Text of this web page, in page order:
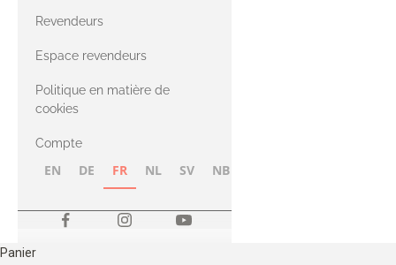
Compatible
avec le fil Merino
avec le fil Heavy
Revendeurs
Espace revendeurs
Politique en matière de
cookies
Compte
EN DE FR NL SV NB
Panier